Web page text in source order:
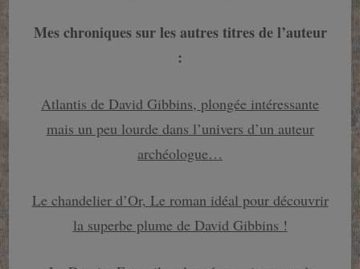
Mes chroniques sur les autres titres de l’auteur
:
Atlantis de David Gibbins, plongée intéressante
mais un peu lourde dans l’univers d’un auteur
archéologue…
Le chandelier d’Or, Le roman idéal pour découvrir
la superbe plume de David Gibbins !